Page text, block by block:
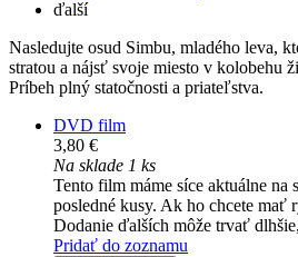
ďalší
Nasledujte osud Simbu, mladého leva,
stratou a nájsť svoje miesto v kolobehu
Príbeh plný statočnosti a priateľstva.
DVD film
3,80 €
Na sklade 1 ks
Tento film máme síce aktuálne na
posledné kusy. Ak ho chcete mať
Dodanie ďalších môže trvať
Pridať do zoznamu